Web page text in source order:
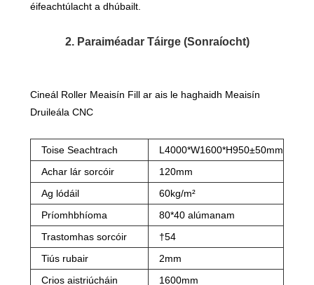
éifeachtúlacht a dhúbailt.
2. Paraiméadar Táirge (Sonraíocht)
Cineál Roller Meaisín Fill ar ais le haghaidh Meaisín
Druileála CNC
Toise Seachtrach
L4000*W1600*H950±50mm
Achar lár sorcóir
120mm
Ag lódáil
60kg/m²
Príomhbhíoma
80*40 alúmanam
Trastomhas sorcóir
†54
Tiús rubair
2mm
Crios aistriúcháin
1600mm